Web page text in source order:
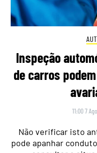
Inspeção
de carros
11:00 7
Não verificar isto
pode apanhar